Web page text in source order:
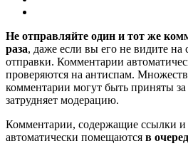
Не отправляйте один и тот же
раза, даже если вы его не видите на
отправки. Комментарии
проверяются на антиспам.
комментарии могут быть приняты за
затрудняет модерацию.
Комментарии, содержащие ссылки и
автоматически помещаются в